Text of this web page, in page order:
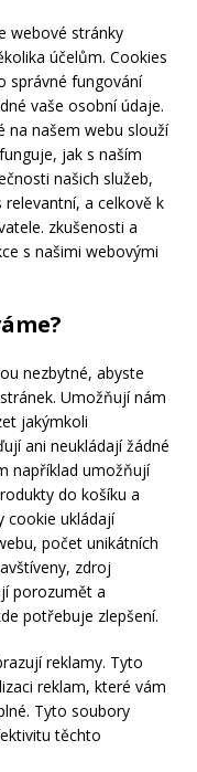
webové stránky
účelům. Cookies
správné fungování
vaše osobní údaje.
na našem webu slouží
jak s naším
našich služeb,
a celkově k
zkušenosti a
s našimi webovými
nezbytné, abyste
Umožňují nám
jakýmkoli
ani neukládají žádné
například umožňují
do košíku a
cookie ukládají
počet unikátních
zdroj
porozumět a
potřebuje zlepšení.
reklamy. Tyto
reklam, které vám
Tyto soubory
těchto